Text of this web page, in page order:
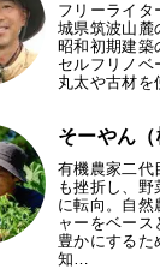
フリーライタ
城県筑波山麓
昭和初期建築
セルフリノベ
丸太や古材
そーやん（
有機農家二代
も挫折し、野
に転向。自然
ャーをベース
豊かにするた
知…